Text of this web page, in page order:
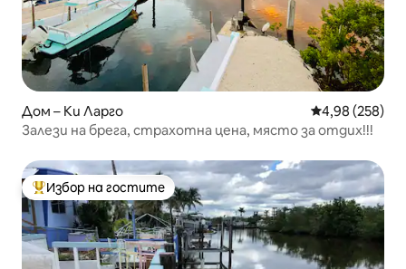
Дом – Ки Ларго Средна
4,98 (258)
Залези на брега, страхотна цена, място за отдих!!!
Най-популярен избор на гостите
Избор на гостите